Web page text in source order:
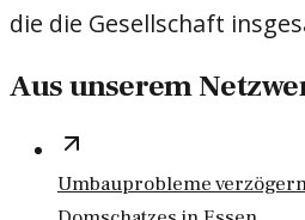
die die Gesellschaft
Aus unserem
Umbauprobleme